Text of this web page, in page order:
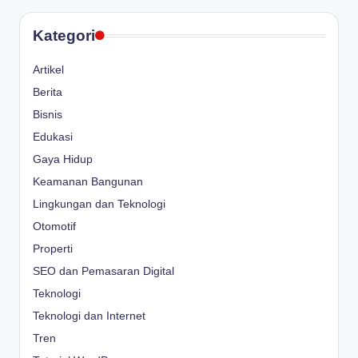
Kategori
Artikel
Berita
Bisnis
Edukasi
Gaya Hidup
Keamanan Bangunan
Lingkungan dan Teknologi
Otomotif
Properti
SEO dan Pemasaran Digital
Teknologi
Teknologi dan Internet
Tren